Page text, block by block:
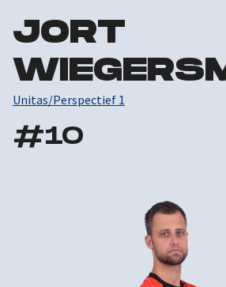
JORT
Unitas/Perspectief 1
#10